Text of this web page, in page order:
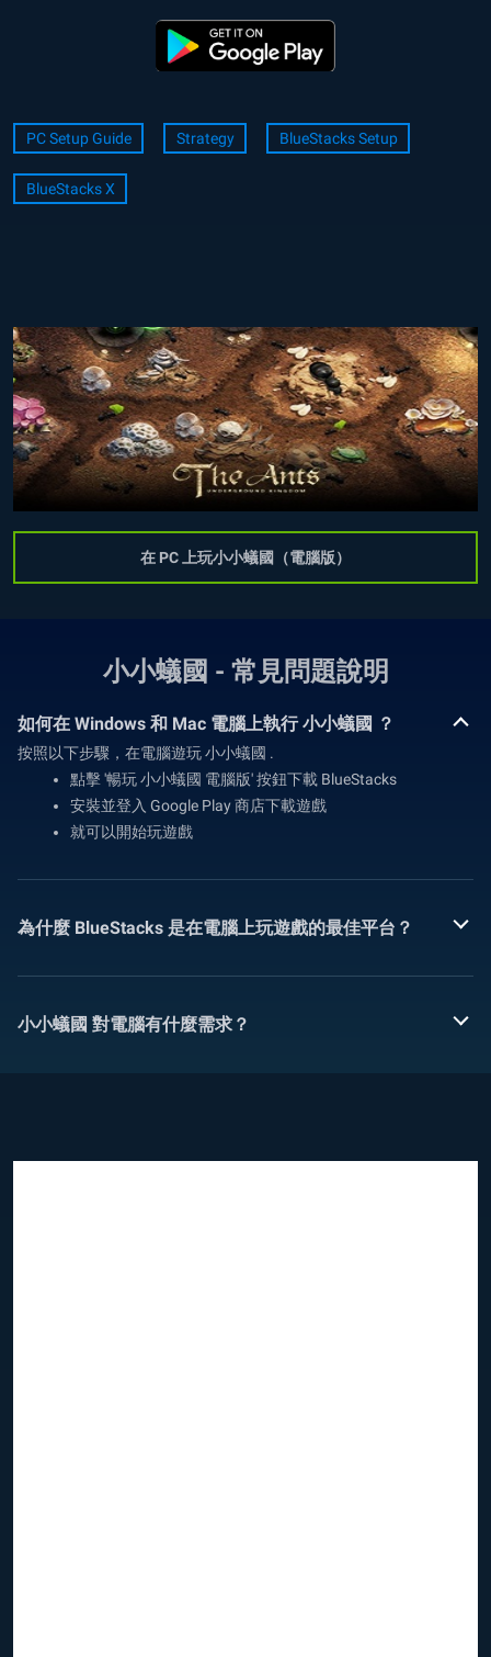
PC Setup Guide Strategy BlueStacks Setup
BlueStacks X
在 PC 上玩小小蟻國（電腦版）
小小蟻國 - 常見問題說明
如何在 Windows 和 Mac 電腦上執行 小小蟻國 ？
按照以下步驟，在電腦遊玩 小小蟻國 .
點擊 '暢玩 小小蟻國 電腦版' 按鈕下載 BlueStacks
安裝並登入 Google Play 商店下載遊戲
就可以開始玩遊戲
為什麼 BlueStacks 是在電腦上玩遊戲的最佳平台？
小小蟻國 對電腦有什麼需求？